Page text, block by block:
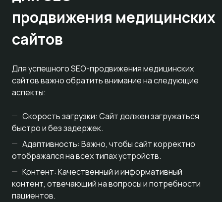
продвижения медицинских
сайтов
Для успешного SEO-продвижения медицинских
сайтов важно обратить внимание на следующие
аспекты:
Скорость загрузки: Сайт должен загружаться
быстро и без задержек.
Адаптивность: Важно, чтобы сайт корректно
отображался на всех типах устройств.
Контент: Качественный и информативный
контент, отвечающий на вопросы и потребности
пациентов.